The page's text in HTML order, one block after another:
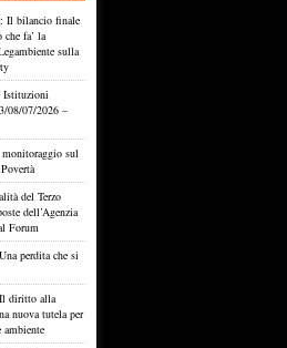
Il bilancio finale
che fa’ la
sulla
Istituzioni
08/07/2026 –
sul
del Terzo
dell’Agenzia
Forum
perdita che si
diritto alla
nuova tutela per
ambiente